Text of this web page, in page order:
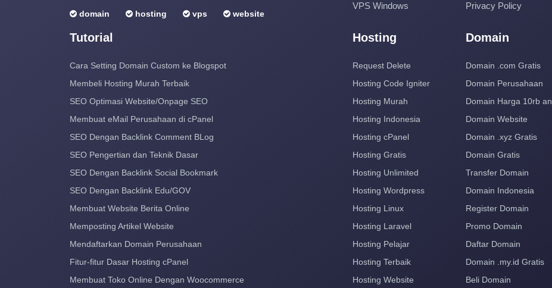
domain hosting vps website
VPS Windows
Privacy Policy
Tutorial
Cara Setting Domain Custom ke Blogspot
Membeli Hosting Murah Terbaik
SEO Optimasi Website/Onpage SEO
Membuat eMail Perusahaan di cPanel
SEO Dengan Backlink Comment BLog
SEO Pengertian dan Teknik Dasar
SEO Dengan Backlink Social Bookmark
SEO Dengan Backlink Edu/GOV
Membuat Website Berita Online
Memposting Artikel Website
Mendaftarkan Domain Perusahaan
Fitur-fitur Dasar Hosting cPanel
Membuat Toko Online Dengan Woocommerce
Hosting
Request Delete
Hosting Code Igniter
Hosting Murah
Hosting Indonesia
Hosting cPanel
Hosting Gratis
Hosting Unlimited
Hosting Wordpress
Hosting Linux
Hosting Laravel
Hosting Pelajar
Hosting Terbaik
Hosting Website
Domain
Domain .com Gratis
Domain Perusahaan
Domain Harga 10rb an
Domain Website
Domain .xyz Gratis
Domain Gratis
Transfer Domain
Domain Indonesia
Register Domain
Promo Domain
Daftar Domain
Domain .my.id Gratis
Beli Domain